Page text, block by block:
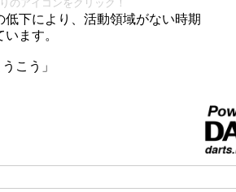
のアイコンをクリック！
低下により、活動領域がない時期
ます。
うこう」